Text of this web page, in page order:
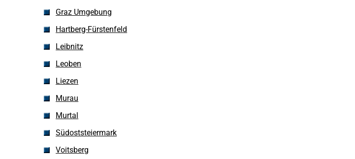
Graz Umgebung
Hartberg-Fürstenfeld
Leibnitz
Leoben
Liezen
Murau
Murtal
Südoststeiermark
Voitsberg